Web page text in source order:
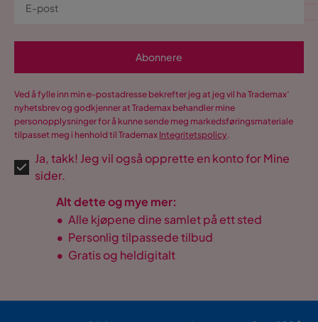
Abonnere
Ved å fylle inn min e-postadresse bekrefter jeg at jeg vil ha Trademax’
nyhetsbrev og godkjenner at Trademax behandler mine
personopplysninger for å kunne sende meg markedsføringsmateriale
tilpasset meg i henhold til Trademax Integritetspolicy.
Ja, takk! Jeg vil også opprette en konto for Mine
sider.
Alt dette og mye mer:
• Alle kjøpene dine samlet på ett sted
• Personlig tilpassede tilbud
• Gratis og heldigitalt